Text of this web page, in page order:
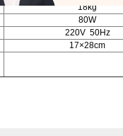
18kg
80W
220V 50Hz
17×28cm